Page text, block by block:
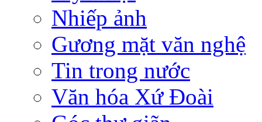
Nhiếp ảnh
Gương mặt văn nghệ
Tin trong nước
Văn hóa Xứ Đoài